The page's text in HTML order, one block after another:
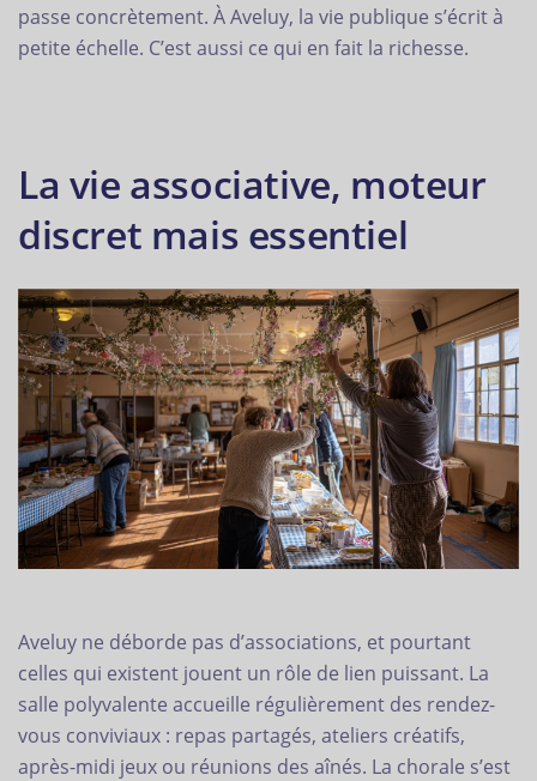
passe concrètement. À Aveluy, la vie publique s’écrit à
petite échelle. C’est aussi ce qui en fait la richesse.
La vie associative, moteur
discret mais essentiel
Aveluy ne déborde pas d’associations, et pourtant
celles qui existent jouent un rôle de lien puissant. La
salle polyvalente accueille régulièrement des rendez-
vous conviviaux : repas partagés, ateliers créatifs,
après-midi jeux ou réunions des aînés. La chorale s’est